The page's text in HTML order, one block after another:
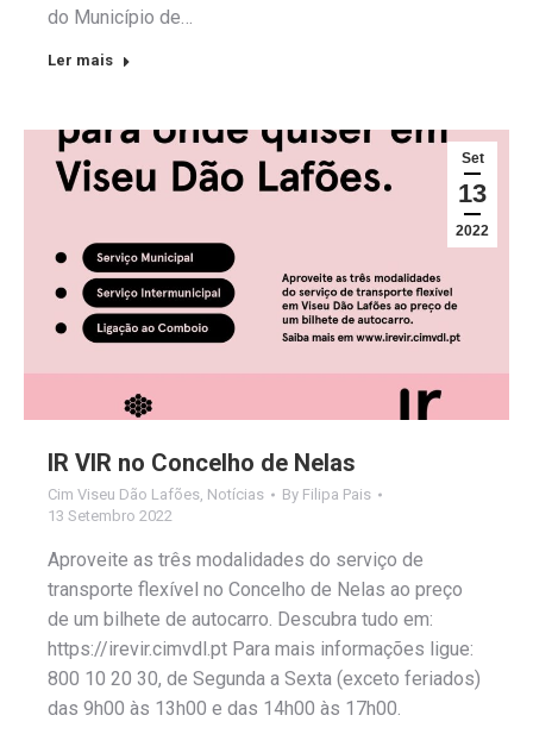
do Município de…
Ler mais
Set
13
2022
IR VIR no Concelho de Nelas
Cim Viseu Dão Lafões, Notícias By Filipa Pais
13 Setembro 2022
Aproveite as três modalidades do serviço de
transporte flexível no Concelho de Nelas ao preço
de um bilhete de autocarro. Descubra tudo em:
https://irevir.cimvdl.pt Para mais informações ligue:
800 10 20 30, de Segunda a Sexta (exceto feriados)
das 9h00 às 13h00 e das 14h00 às 17h00.